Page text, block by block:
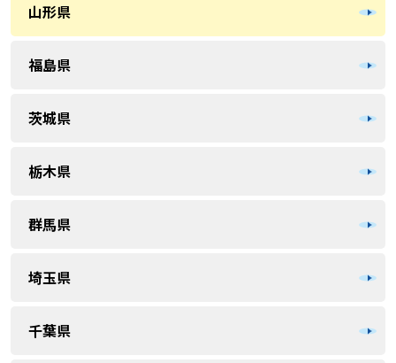
山形県
福島県
茨城県
栃木県
群馬県
埼玉県
千葉県